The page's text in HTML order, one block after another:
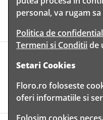
personal, va rugam
Politica de
Termeni si Conditiide
Setari Cookies
Floro.ro foloseste
oferi informatiile si